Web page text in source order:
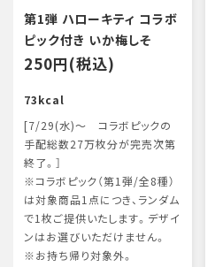
第1弾 ハローキティ コラボ
ピック付き いか梅しそ
250円(税込)
73kcal
[7/29(水)～ コラボピックの
手配総数27万枚分が完売次第
終了。］
※コラボピック（第1弾/全8種）
は対象商品1点につき、ランダム
で1枚ご提供いたします。デザイ
ンはお選びいただけません。
※お持ち帰り対象外。